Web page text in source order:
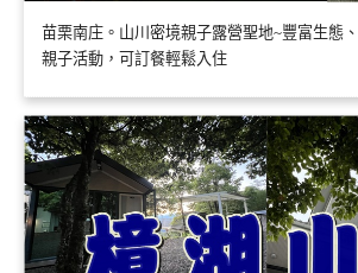
苗栗南庄。山川密境親子露營聖地~豐富生態
親子活動，可訂餐輕鬆入住